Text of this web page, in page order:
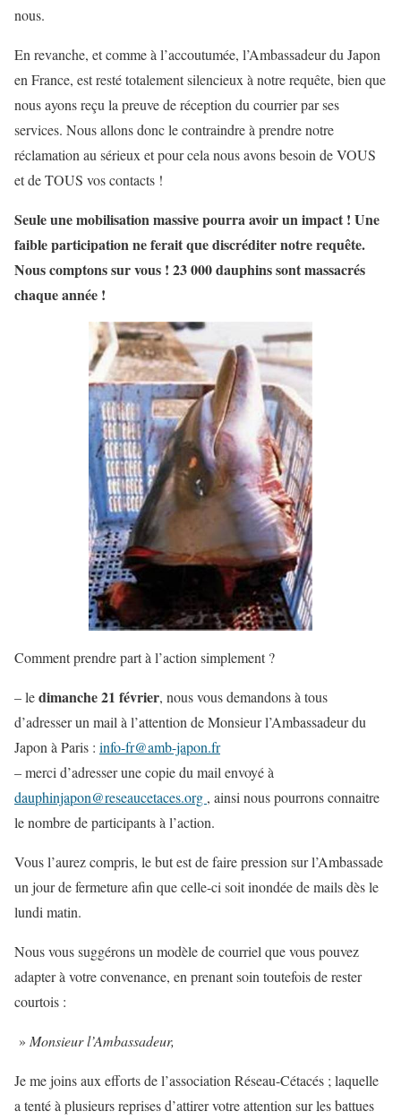
nous.
En revanche, et comme à l’accoutumée, l’Ambassadeur du Japon
en France, est resté totalement silencieux à notre requête, bien que
nous ayons reçu la preuve de réception du courrier par ses
services. Nous allons donc le contraindre à prendre notre
réclamation au sérieux et pour cela nous avons besoin de VOUS
et de TOUS vos contacts !
Seule une mobilisation massive pourra avoir un impact ! Une
faible participation ne ferait que discréditer notre requête.
Nous comptons sur vous ! 23 000 dauphins sont massacrés
chaque année !
Comment prendre part à l’action simplement ?
– ledimanche 21 février, nous vous demandons à tous
d’adresser un mail à l’attention de Monsieur l’Ambassadeur du
Japon à Paris : info-fr@amb-japon.fr
– merci d’adresser une copie du mail envoyé à
dauphinjapon@reseaucetaces.org , ainsi nous pourrons connaitre
le nombre de participants à l’action.
Vous l’aurez compris, le but est de faire pression sur l’Ambassade
un jour de fermeture afin que celle-ci soit inondée de mails dès le
lundi matin.
Nous vous suggérons un modèle de courriel que vous pouvez
adapter à votre convenance, en prenant soin toutefois de rester
courtois :
» Monsieur l’Ambassadeur,
Je me joins aux efforts de l’association Réseau-Cétacés ; laquelle
a tenté à plusieurs reprises d’attirer votre attention sur les battues